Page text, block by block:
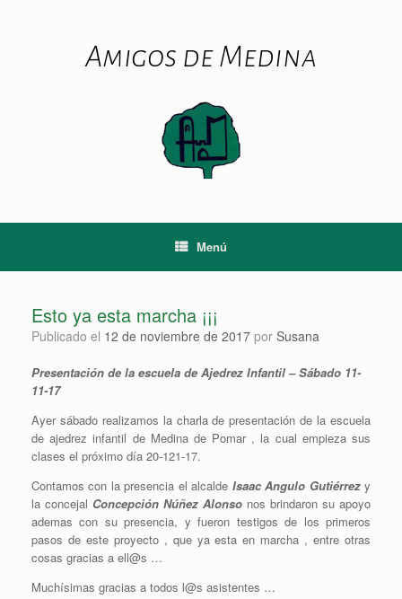
Amigos de Medina
Menú
Esto ya esta marcha ¡¡¡
Publicado el 12 de noviembre de 2017 por Susana
Presentación de la escuela de Ajedrez Infantil – Sábado 11-
11-17
Ayer sábado realizamos la charla de presentación de la escuela
de ajedrez infantil de Medina de Pomar , la cual empieza sus
clases el próximo día 20-121-17.
Contamos con la presencia el alcalde Isaac Angulo Gutiérrezy
la concejal Concepción Núñez Alonso nos brindaron su apoyo
ademas con su presencia, y fueron testigos de los primeros
pasos de este proyecto , que ya esta en marcha , entre otras
cosas gracias a ell@s …
Muchísimas gracias a todos l@s asistentes …